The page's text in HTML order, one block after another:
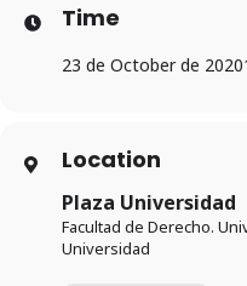
Time
23 de October de 2020
Location
Plaza Universidad
Facultad de Derecho.
Universidad